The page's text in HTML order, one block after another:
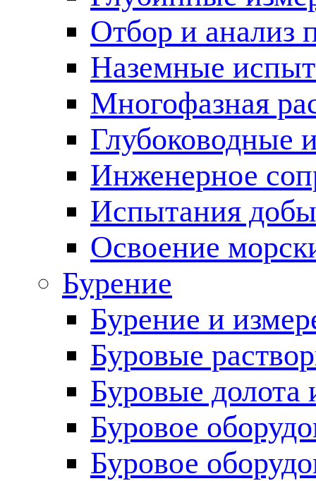
Отбор и анализ
Наземные
Многофазная
Глубоководные
Инженерное
Испытания
Освоение
Бурение
Бурение и
Буровые
Буровые долота
Буровое
Буровое